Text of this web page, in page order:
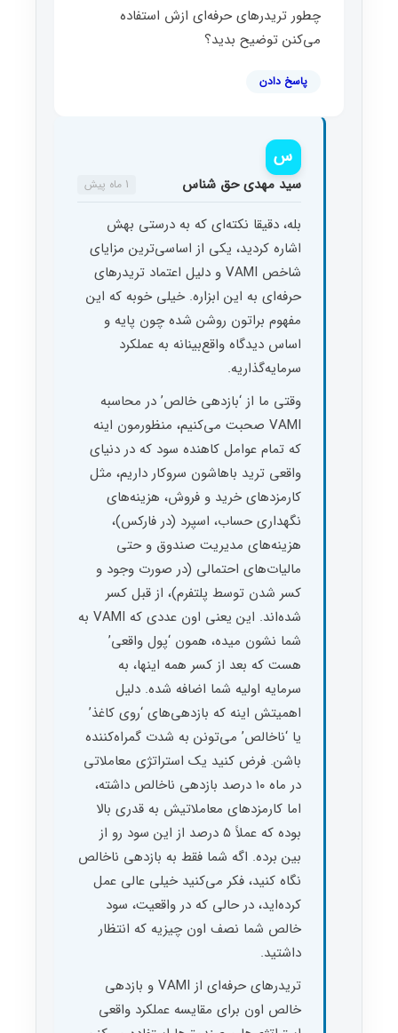
چطور تریدرهای حرفه‌ای ازش استفاده
می‌کنن توضیح بدید؟
پاسخ دادن
س
سید مهدی حق شناس 1 ماه پیش
بله، دقیقا نکته‌ای که به درستی بهش
اشاره کردید، یکی از اساسی‌ترین مزایای
شاخص VAMI و دلیل اعتماد تریدرهای
حرفه‌ای به این ابزاره. خیلی خوبه که این
مفهوم براتون روشن شده چون پایه و
اساس دیدگاه واقع‌بینانه به عملکرد
سرمایه‌گذاریه.
وقتی ما از ‘بازدهی خالص’ در محاسبه
VAMI صحبت می‌کنیم، منظورمون اینه
که تمام عوامل کاهنده سود که در دنیای
واقعی ترید باهاشون سروکار داریم، مثل
کارمزدهای خرید و فروش، هزینه‌های
نگهداری حساب، اسپرد (در فارکس)،
هزینه‌های مدیریت صندوق و حتی
مالیات‌های احتمالی (در صورت وجود و
کسر شدن توسط پلتفرم)، از قبل کسر
شده‌اند. این یعنی اون عددی که VAMI به
شما نشون میده، همون ‘پول واقعی’
هست که بعد از کسر همه اینها، به
سرمایه اولیه شما اضافه شده. دلیل
اهمیتش اینه که بازدهی‌های ‘روی کاغذ’
یا ‘ناخالص’ می‌تونن به شدت گمراه‌کننده
باشن. فرض کنید یک استراتژی معاملاتی
در ماه ۱۰ درصد بازدهی ناخالص داشته،
اما کارمزدهای معاملاتیش به قدری بالا
بوده که عملاً ۵ درصد از این سود رو از
بین برده. اگه شما فقط به بازدهی ناخالص
نگاه کنید، فکر می‌کنید خیلی عالی عمل
کرده‌اید، در حالی که در واقعیت، سود
خالص شما نصف اون چیزیه که انتظار
داشتید.
تریدرهای حرفه‌ای از VAMI و بازدهی
خالص اون برای مقایسه عملکرد واقعی